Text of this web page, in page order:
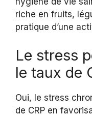
riche en fruits,
pratique d’une
Le stress
le taux de
Oui, le stress
de CRP en